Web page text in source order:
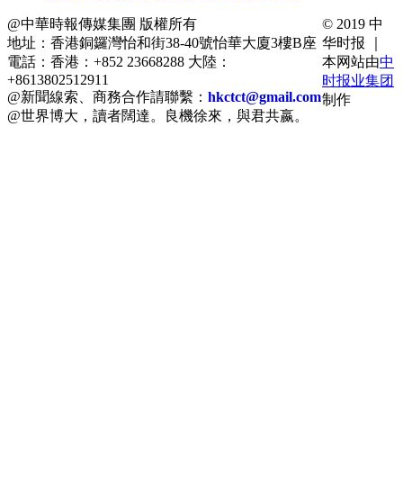
@中華時報傳媒集團 版權所有
地址：香港銅鑼灣怡和街38-40號怡華大廈3樓B座
電話：香港：+852 23668288 大陸：
+8613802512911
@新聞線索、商務合作請聯繫： hkctct@gmail.com
@世界博大，讀者闊達。良機徐來，與君共嬴。
© 2019 中
华时报 ｜
本网站由中
时报业集团
制作